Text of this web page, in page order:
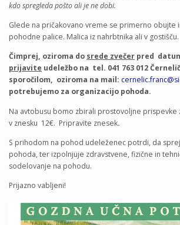
kdo spregleda pošto ali je ne dobi.
Glede na pričakovano vreme se primerno obujte
pohodne palice. Malica iz nahrbtnika ali v gostišču.
Čimprej, oziroma do srede zvečer pred
prijavite udeležbo na tel. 041 763 012
sporočilom, oziroma na mail:
potrebujemo za organizacijo pohoda.
Na avtobusu bomo zbirali prostovoljne prispevke
v znesku 12€. Pripravite znesek.
S prihodom na pohod udeleženec potrdi, da
pohoda, ter izpolnjuje zdravstvene, fizične in
sodelovanje na pohodu.
Prijazno vabljeni!